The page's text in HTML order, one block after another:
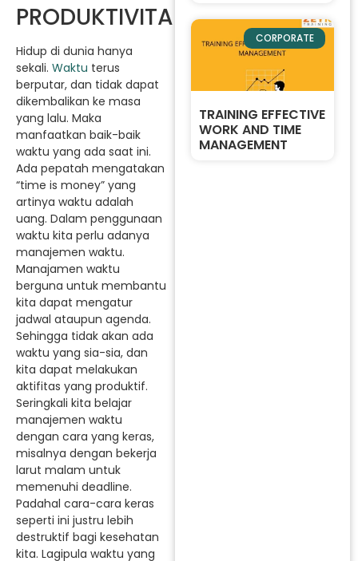
PRODUKTIVITAS
Hidup di dunia hanya
sekali. Waktu terus
berputar, dan tidak dapat
dikembalikan ke masa
yang lalu. Maka
manfaatkan baik-baik
waktu yang ada saat ini.
Ada pepatah mengatakan
“time is money” yang
artinya waktu adalah
uang. Dalam penggunaan
waktu kita perlu adanya
manajemen waktu.
Manajamen waktu
berguna untuk membantu
kita dapat mengatur
jadwal ataupun agenda.
Sehingga tidak akan ada
waktu yang sia-sia, dan
kita dapat melakukan
aktifitas yang produktif.
Seringkali kita belajar
manajemen waktu
dengan cara yang keras,
misalnya dengan bekerja
larut malam untuk
memenuhi deadline.
Padahal cara-cara keras
seperti ini justru lebih
destruktif bagi kesehatan
kita. Lagipula waktu yang
CORPORATE
TRAINING EFFECTIVE
WORK AND TIME
MANAGEMENT